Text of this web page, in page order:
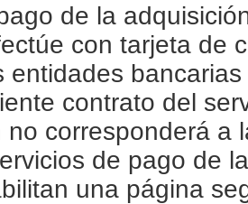
de la
con tarjeta de
entidades
contrato del
no corresponderá a
de pago de
una página